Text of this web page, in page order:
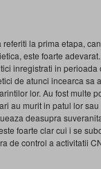
la prima etapa,
este foarte
inregistrati in
de atunci incearca sa
lor. Au fost multe
au murit in patul lor
deasupra
foarte clar cui i se
de control a activitatii